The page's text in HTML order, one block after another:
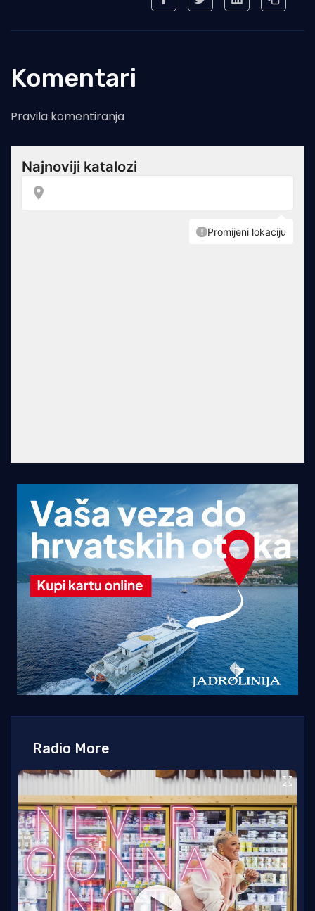
Komentari
Pravila komentiranja
Radio More